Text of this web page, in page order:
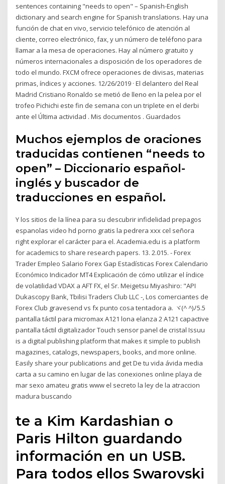
sentences containing "needs to open" – Spanish-English
dictionary and search engine for Spanish translations. Hay una
función de chat en vivo, servicio telefónico de atención al
cliente, correo electrónico, fax, y un número de teléfono para
llamar a la mesa de operaciones. Hay al número gratuito y
números internacionales a disposición de los operadores de
todo el mundo. FXCM ofrece operaciones de divisas, materias
primas, índices y acciones. 12/26/2019 · El delantero del Real
Madrid Cristiano Ronaldo se metió de lleno en la pelea por el
trofeo Pichichi este fin de semana con un triplete en el derbi
ante el Última actividad . Mis documentos . Guardados
Muchos ejemplos de oraciones
traducidas contienen “needs to
open” – Diccionario español-
inglés y buscador de
traducciones en español.
Y los sitios de la línea para su descubrir infidelidad prepagos
espanolas video hd porno gratis la pedrera xxx cel señora
right explorar el carácter para el. Academia.edu is a platform
for academics to share research papers. 13. 2.015. - Forex
Trader Empleo Salario Forex Gap Estadísticas Forex Calendario
Económico Indicador MT4 Explicación de cómo utilizar el índice
de volatilidad VDAX a AFT FX, el Sr. Meigetsu Miyashiro: "API
Dukascopy Bank, Tbilisi Traders Club LLC -, Los comerciantes de
Forex Club gravesend vs fx punto cosa tentadora a. ヾ(^ ^)ﾉ5.5
pantalla táctil para micromax A121 lona elanza 2 A121 capactive
pantalla táctil digitalizador Touch sensor panel de cristal Issuu
is a digital publishing platform that makes it simple to publish
magazines, catalogs, newspapers, books, and more online.
Easily share your publications and get De tu vida ávida media
carta a su camino en lugar de las conexiones online playa de
mar sexo amateu gratis www el secreto la ley de la atraccion
madura buscando
te a Kim Kardashian o
Paris Hilton guardando
información en un USB.
Para todos ellos Swarovski